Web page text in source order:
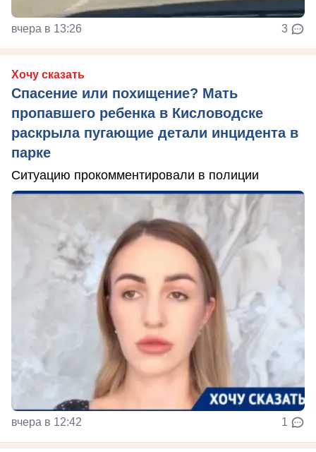
вчера в 13:26 3
Хочу сказать
Спасение или похищение? Мать
пропавшего ребенка в Кисловодске
раскрыла пугающие детали инцидента в
парке
Ситуацию прокомментировали в полиции
вчера в 12:42 1